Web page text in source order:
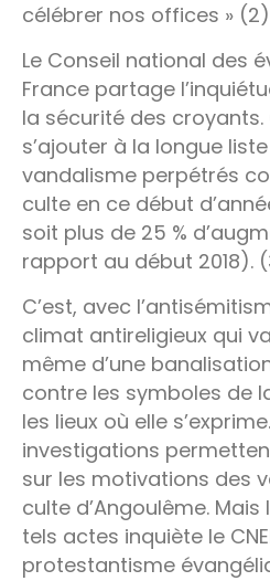
célébrer nos offices »
Le Conseil national des
France partage
la sécurité des
s’ajouter à la longue
vandalisme perpétrés
culte en ce début
soit plus de 25 %
rapport au début 2018).
C’est, avec
climat antireligieux qui
même d’une
contre les symboles de
les lieux où elle
investigations
sur les motivations des
culte d’Angoulême.
tels actes inquiète le
protestantisme